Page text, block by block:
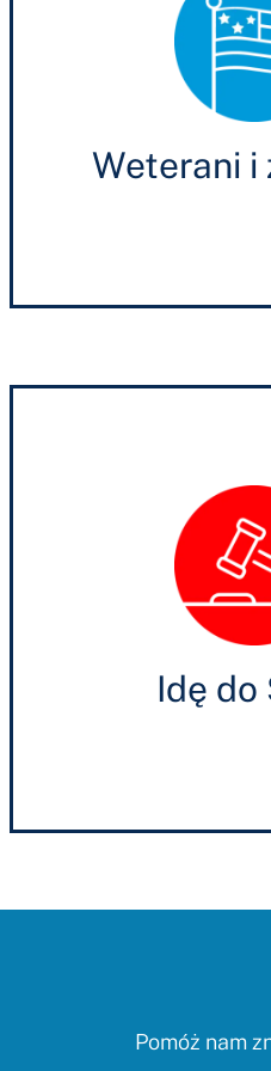
Weterani i
Idę do
Pomóż nam